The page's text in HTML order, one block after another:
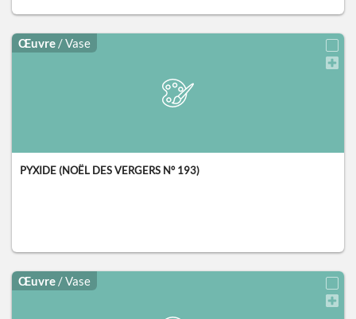
Œuvre / Vase
PYXIDE (NOËL DES VERGERS N° 193)
Œuvre / Vase